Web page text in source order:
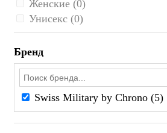
Женские (0)
Унисекс (0)
Бренд
Swiss Military by Chrono (5)